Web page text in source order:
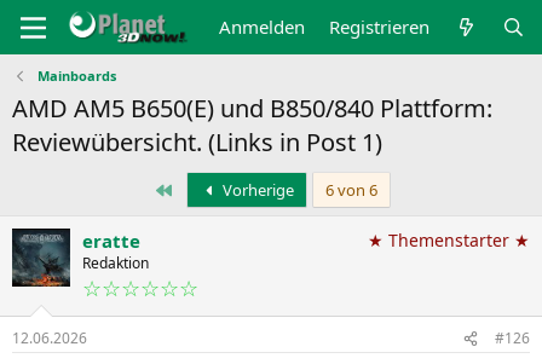
Anmelden Registrieren
Mainboards
AMD AM5 B650(E) und B850/840 Plattform:
Reviewübersicht. (Links in Post 1)
Erste Vorherige 6 von 6
eratte
Redaktion
☆☆☆☆☆☆
★ Themenstarter ★
12.06.2026 #126